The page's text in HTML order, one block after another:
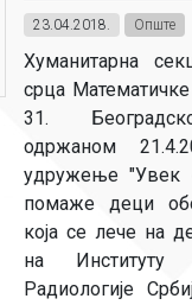
23.04.2018. Опште
Хуманитарна
срца Математичке
31.
одржаном
удружење "Увек
помаже деци
која се лече на
на Институту
Радиологије